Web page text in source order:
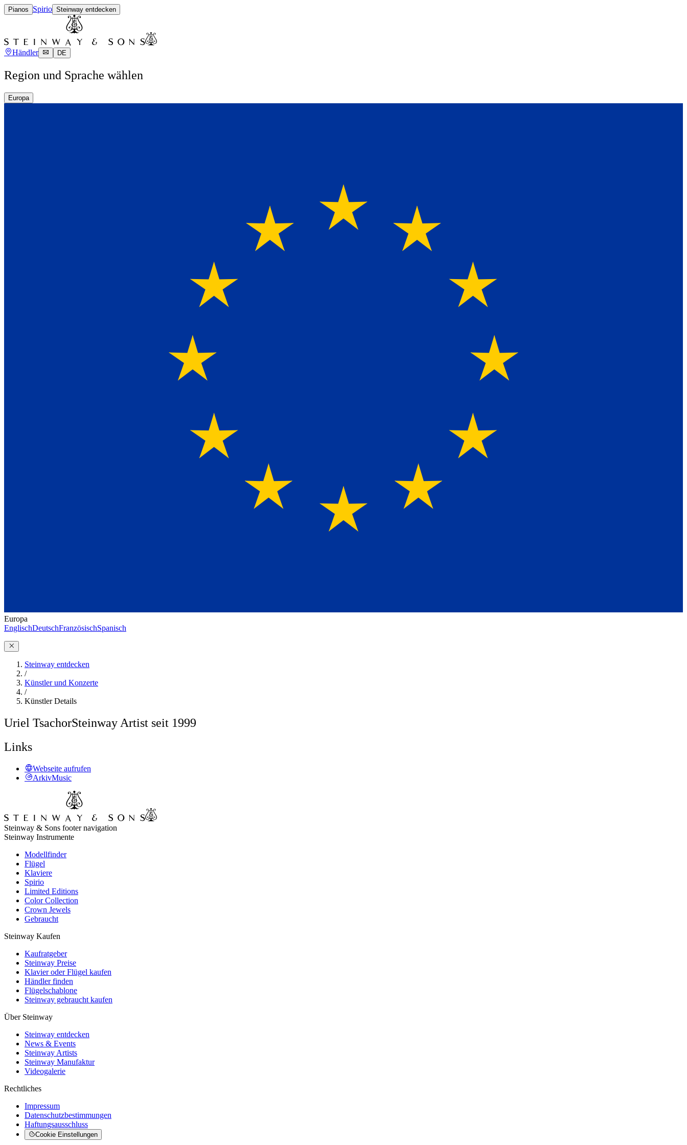
Pianos Spirio Steinway entdecken
Händler DE
Region und Sprache wählen
Europa
Europa
EnglischDeutschFranzösischSpanisch
Steinway entdecken
/
Künstler und Konzerte
/
Künstler Details
Uriel TsachorSteinway Artist seit 1999
Links
Webseite aufrufen
ArkivMusic
Steinway & Sons footer navigation
Steinway Instrumente
Modellfinder
Flügel
Klaviere
Spirio
Limited Editions
Color Collection
Crown Jewels
Gebraucht
Steinway Kaufen
Kaufratgeber
Steinway Preise
Klavier oder Flügel kaufen
Händler finden
Flügelschablone
Steinway gebraucht kaufen
Über Steinway
Steinway entdecken
News & Events
Steinway Artists
Steinway Manufaktur
Videogalerie
Rechtliches
Impressum
Datenschutzbestimmungen
Haftungsausschluss
Cookie Einstellungen